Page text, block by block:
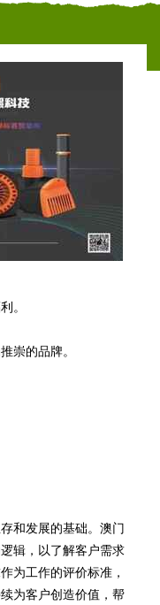
。
崇的品牌。
和发展的基础。澳门
辑，以了解客户需求
为工作的评价标准，
为客户创造价值，帮